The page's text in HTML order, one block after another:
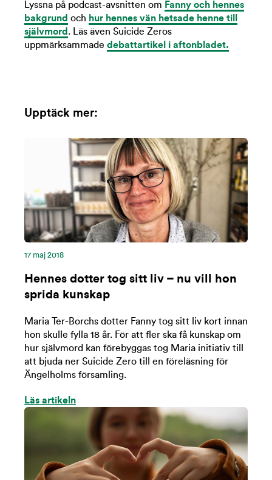
Lyssna på podcast-avsnitten om Fanny och hennes
bakgrund och hur hennes vän hetsade henne till
självmord . Läs även Suicide Zeros
uppmärksammade debattartikel i aftonbladet.
Upptäck mer:
17 maj 2018
Hennes dotter tog sitt liv – nu vill hon
sprida kunskap
Maria Ter-Borchs dotter Fanny tog sitt liv kort innan
hon skulle fylla 18 år. För att fler ska få kunskap om
hur självmord kan förebyggas tog Maria initiativ till
att bjuda ner Suicide Zero till en föreläsning för
Ängelholms församling.
Läs artikeln